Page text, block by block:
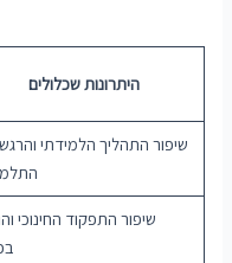
היתרונות שכלולים
שיפור התהליך הלמידתי
שיפור התפקוד החינוכי